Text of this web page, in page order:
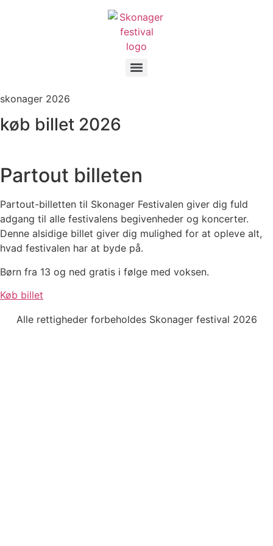
skonager 2026
køb billet 2026
Partout billeten
Partout-billetten til Skonager Festivalen giver dig fuld
adgang til alle festivalens begivenheder og koncerter.
Denne alsidige billet giver dig mulighed for at opleve alt,
hvad festivalen har at byde på.
Børn fra 13 og ned gratis i følge med voksen.
Køb billet
Alle rettigheder forbeholdes Skonager festival 2026